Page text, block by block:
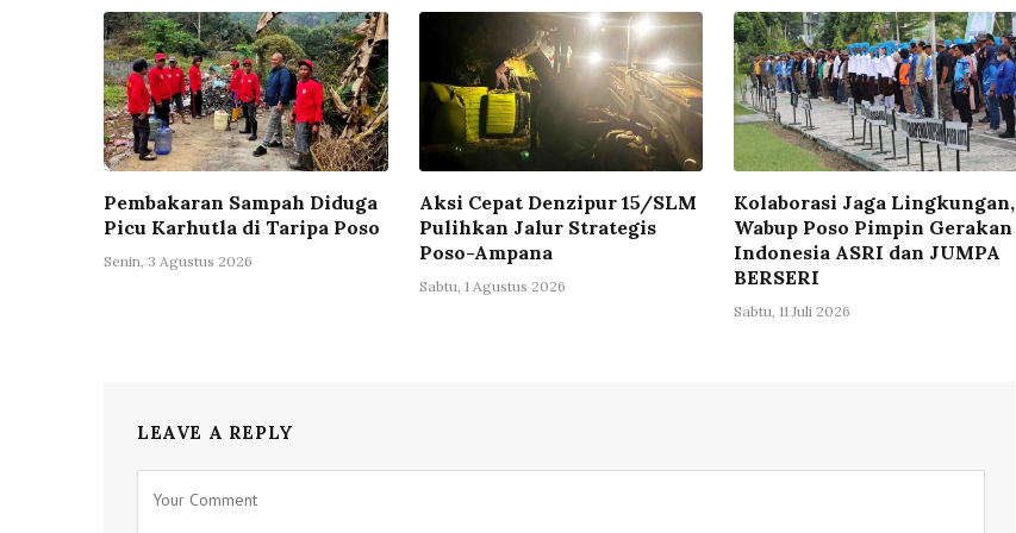
Pembakaran Sampah Diduga
Picu Karhutla di Taripa Poso
Senin, 3 Agustus 2026
Aksi Cepat Denzipur 15/SLM
Pulihkan Jalur Strategis
Poso-Ampana
Sabtu, 1 Agustus 2026
Kolaborasi Jaga Lingkungan,
Wabup Poso Pimpin Gerakan
Indonesia ASRI dan JUMPA
BERSERI
Sabtu, 11 Juli 2026
LEAVE A REPLY